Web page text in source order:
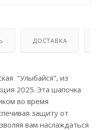
ДОСТАВКА
"Улыбайся", из
2025. Эта шапочка
во время
защиту от
вам наслаждаться